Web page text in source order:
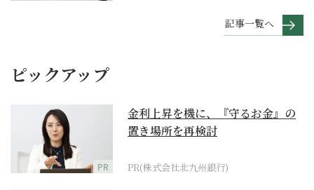
記事一覧へ
ピックアップ
PR
金利上昇を機に、『守るお金』の
置き場所を再検討
PR(株式会社北九州銀行)